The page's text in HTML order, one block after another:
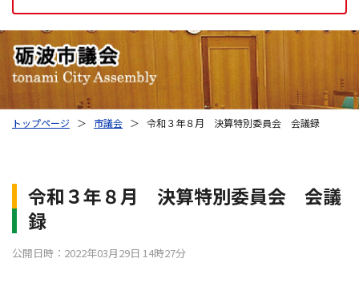
トップページ ＞ 市議会 ＞ 令和３年８月 決算特別委員会 会議録
令和３年８月 決算特別委員会 会議
録
公開日時：2022年03月29日 14時27分